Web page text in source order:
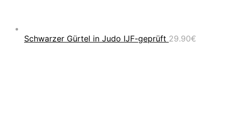
Schwarzer Gürtel in Judo IJF-geprüft 29.90€